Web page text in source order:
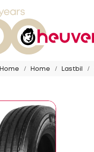
Home Home Lastbil